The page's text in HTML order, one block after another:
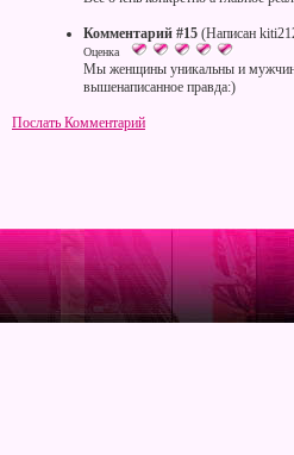
Комментарий #15 (Написан
Оценка
Мы женщины уникальны и
вышенаписанное правда:)
Послать Комментарий